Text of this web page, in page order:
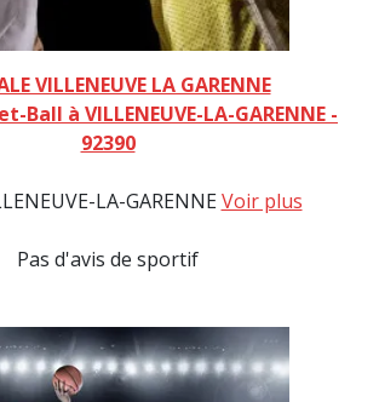
VILLENEUVE LA GARENNE
Ball à VILLENEUVE-LA-GARENNE -
92390
LA-GARENNEVoir plus
Pas d'avis de sportif